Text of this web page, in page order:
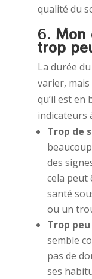
qualité du
6. Mon
trop
La durée
varier,
qu’il est en
indicateurs
Trop de
des
cela peut
santé
ou un
Trop
semble
pas de
ses